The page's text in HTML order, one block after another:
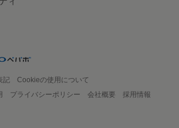
記
Cookieの使用について
プライバシーポリシー 会社概要
採用情報